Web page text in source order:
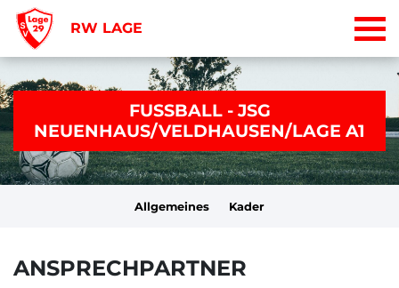
RW LAGE
FUSSBALL - JSG
NEUENHAUS/VELDHAUSEN/LAGE A1
Allgemeines Kader
ANSPRECHPARTNER